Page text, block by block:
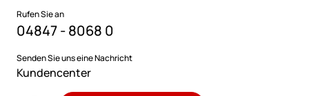
Rufen Sie an
04847 - 8068 0
Senden Sie uns eine Nachricht
Kundencenter